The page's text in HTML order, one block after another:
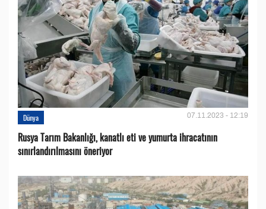
Dünya 07.11.2023 - 12:19
Rusya Tarım Bakanlığı, kanatlı eti ve yumurta ihracatının
sınırlandırılmasını öneriyor